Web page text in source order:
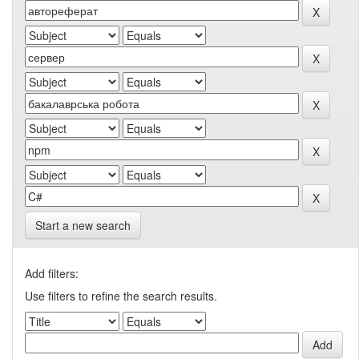
Start a new search
Add filters:
Use filters to refine the search results.